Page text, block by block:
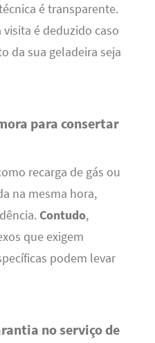
é transparente.
visita é deduzido caso
da sua geladeira seja
para consertar
recarga de gás ou
na mesma hora,
Contudo,
que exigem
podem levar
no serviço de